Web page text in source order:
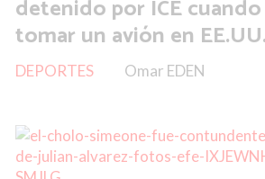
detenido por ICE
tomar un avión en EE.UU.
Omar EDEN
DEPORTES